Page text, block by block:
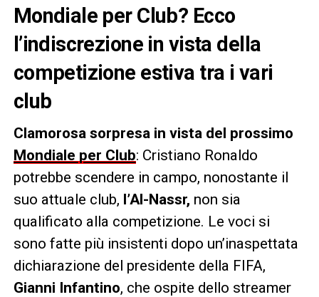
Mondiale per Club? Ecco
l’indiscrezione in vista della
competizione estiva tra i vari
club
Clamorosa sorpresa in vista del prossimo
Mondiale per Club: Cristiano Ronaldo
potrebbe scendere in campo, nonostante il
suo attuale club, l’Al-Nassr, non sia
qualificato alla competizione. Le voci si
sono fatte più insistenti dopo un’inaspettata
dichiarazione del presidente della FIFA,
Gianni Infantino, che ospite dello streamer